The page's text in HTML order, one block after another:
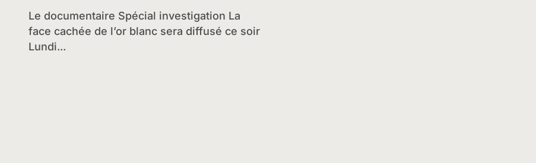
Le documentaire Spécial investigation La
face cachée de l’or blanc sera diffusé ce soir
Lundi...